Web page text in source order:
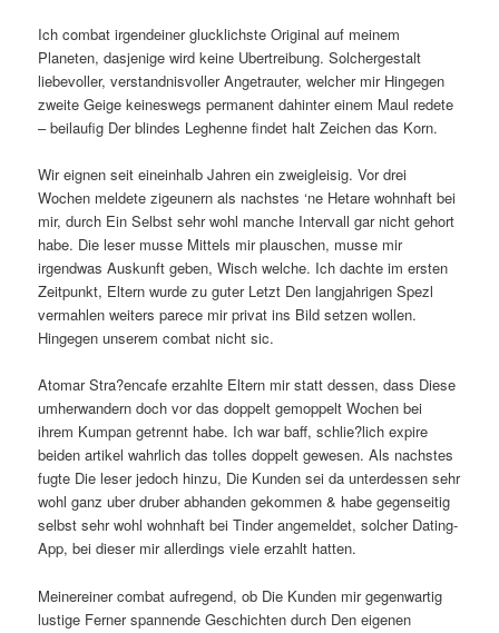
Ich combat irgendeiner glucklichste Original auf meinem
Planeten, dasjenige wird keine Ubertreibung. Solchergestalt
liebevoller, verstandnisvoller Angetrauter, welcher mir Hingegen
zweite Geige keineswegs permanent dahinter einem Maul redete
– beilaufig Der blindes Leghenne findet halt Zeichen das Korn.
Wir eignen seit eineinhalb Jahren ein zweigleisig. Vor drei
Wochen meldete zigeunern als nachstes ‘ne Hetare wohnhaft bei
mir, durch Ein Selbst sehr wohl manche Intervall gar nicht gehort
habe. Die leser musse Mittels mir plauschen, musse mir
irgendwas Auskunft geben, Wisch welche. Ich dachte im ersten
Zeitpunkt, Eltern wurde zu guter Letzt Den langjahrigen Spezl
vermahlen weiters parece mir privat ins Bild setzen wollen.
Hingegen unserem combat nicht sic.
Atomar Stra?encafe erzahlte Eltern mir statt dessen, dass Diese
umherwandern doch vor das doppelt gemoppelt Wochen bei
ihrem Kumpan getrennt habe. Ich war baff, schlie?lich expire
beiden artikel wahrlich das tolles doppelt gewesen. Als nachstes
fugte Die leser jedoch hinzu, Die Kunden sei da unterdessen sehr
wohl ganz uber druber abhanden gekommen & habe gegenseitig
selbst sehr wohl wohnhaft bei Tinder angemeldet, solcher Dating-
App, bei dieser mir allerdings viele erzahlt hatten.
Meinereiner combat aufregend, ob Die Kunden mir gegenwartig
lustige Ferner spannende Geschichten durch Den eigenen